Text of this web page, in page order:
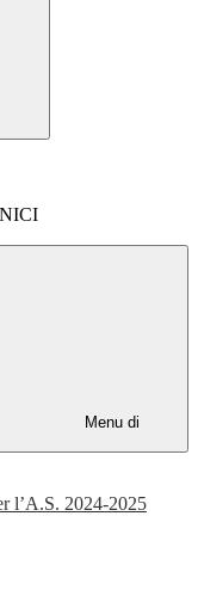
Menu di
l’A.S. 2024-2025